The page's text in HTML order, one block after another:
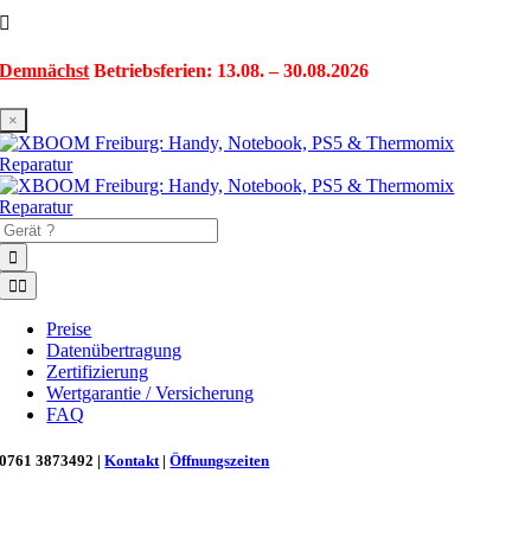
springen
Demnächst Betriebsferien: 13.08. – 30.08.2026
×
Toggle
Navigation
Preise
Datenübertragung
Zertifizierung
Wertgarantie / Versicherung
FAQ
0761 3873492 |Kontakt |Öffnungszeiten